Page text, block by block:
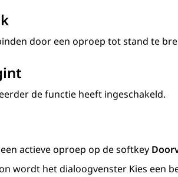
door een oproep tot stand te
de functie heeft ingeschakeld.
actieve oproep op de softkey
wordt het dialoogvenster Kies een